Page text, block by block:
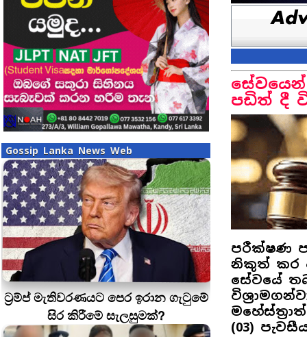
Gossip Lanka News Web
ට්‍රම්ප් මැතිවරණයට පෙර ඉරාන ගැටුමේ
සිර කිරීමේ සැලසුමක්?
පඩිත් දී
පරීක්ෂණ
නිකුත් කර
සේවයේ
(03)